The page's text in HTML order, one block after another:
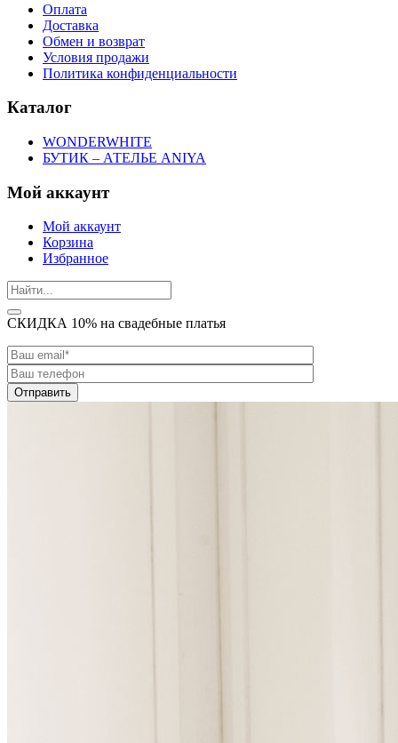
Оплата
Доставка
Обмен и возврат
Условия продажи
Политика конфиденциальности
Каталог
WONDERWHITE
БУТИК – АТЕЛЬЕ ANIYA
Мой аккаунт
Мой аккаунт
Корзина
Избранное
СКИДКА 10% на свадебные платья
Отправить